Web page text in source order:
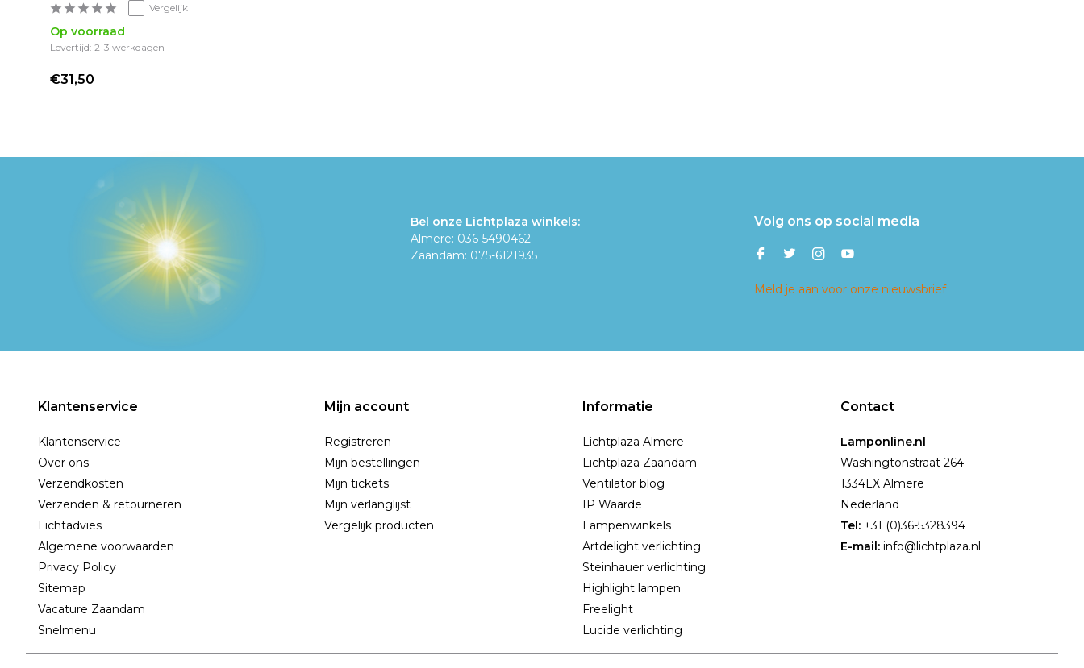
Vergelijk
Op voorraad
Levertijd: 2-3 werkdagen
€31,50
Bel onze Lichtplaza winkels:
Almere: 036-5490462
Zaandam: 075-6121935
Volg ons op social media
Meld je aan voor onze nieuwsbrief
Klantenservice
Klantenservice
Over ons
Verzendkosten
Verzenden & retourneren
Lichtadvies
Algemene voorwaarden
Privacy Policy
Sitemap
Vacature Zaandam
Snelmenu
Mijn account
Registreren
Mijn bestellingen
Mijn tickets
Mijn verlanglijst
Vergelijk producten
Informatie
Lichtplaza Almere
Lichtplaza Zaandam
Ventilator blog
IP Waarde
Lampenwinkels
Artdelight verlichting
Steinhauer verlichting
Highlight lampen
Freelight
Lucide verlichting
Contact
Lamponline.nl
Washingtonstraat 264
1334LX Almere
Nederland
Tel: +31 (0)36-5328394
E-mail: info@lichtplaza.nl